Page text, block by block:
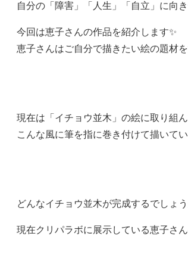
自分の「障害」「人生」「自立」に向
今回は恵子さんの作品を紹介します✨
恵子さんはご自分で描きたい絵の題材
現在は「イチョウ並木」の絵に取り組ん
こんな風に筆を指に巻き付けて描いてい
どんなイチョウ並木が完成するでしょ
現在クリパラボに展示している恵子さん